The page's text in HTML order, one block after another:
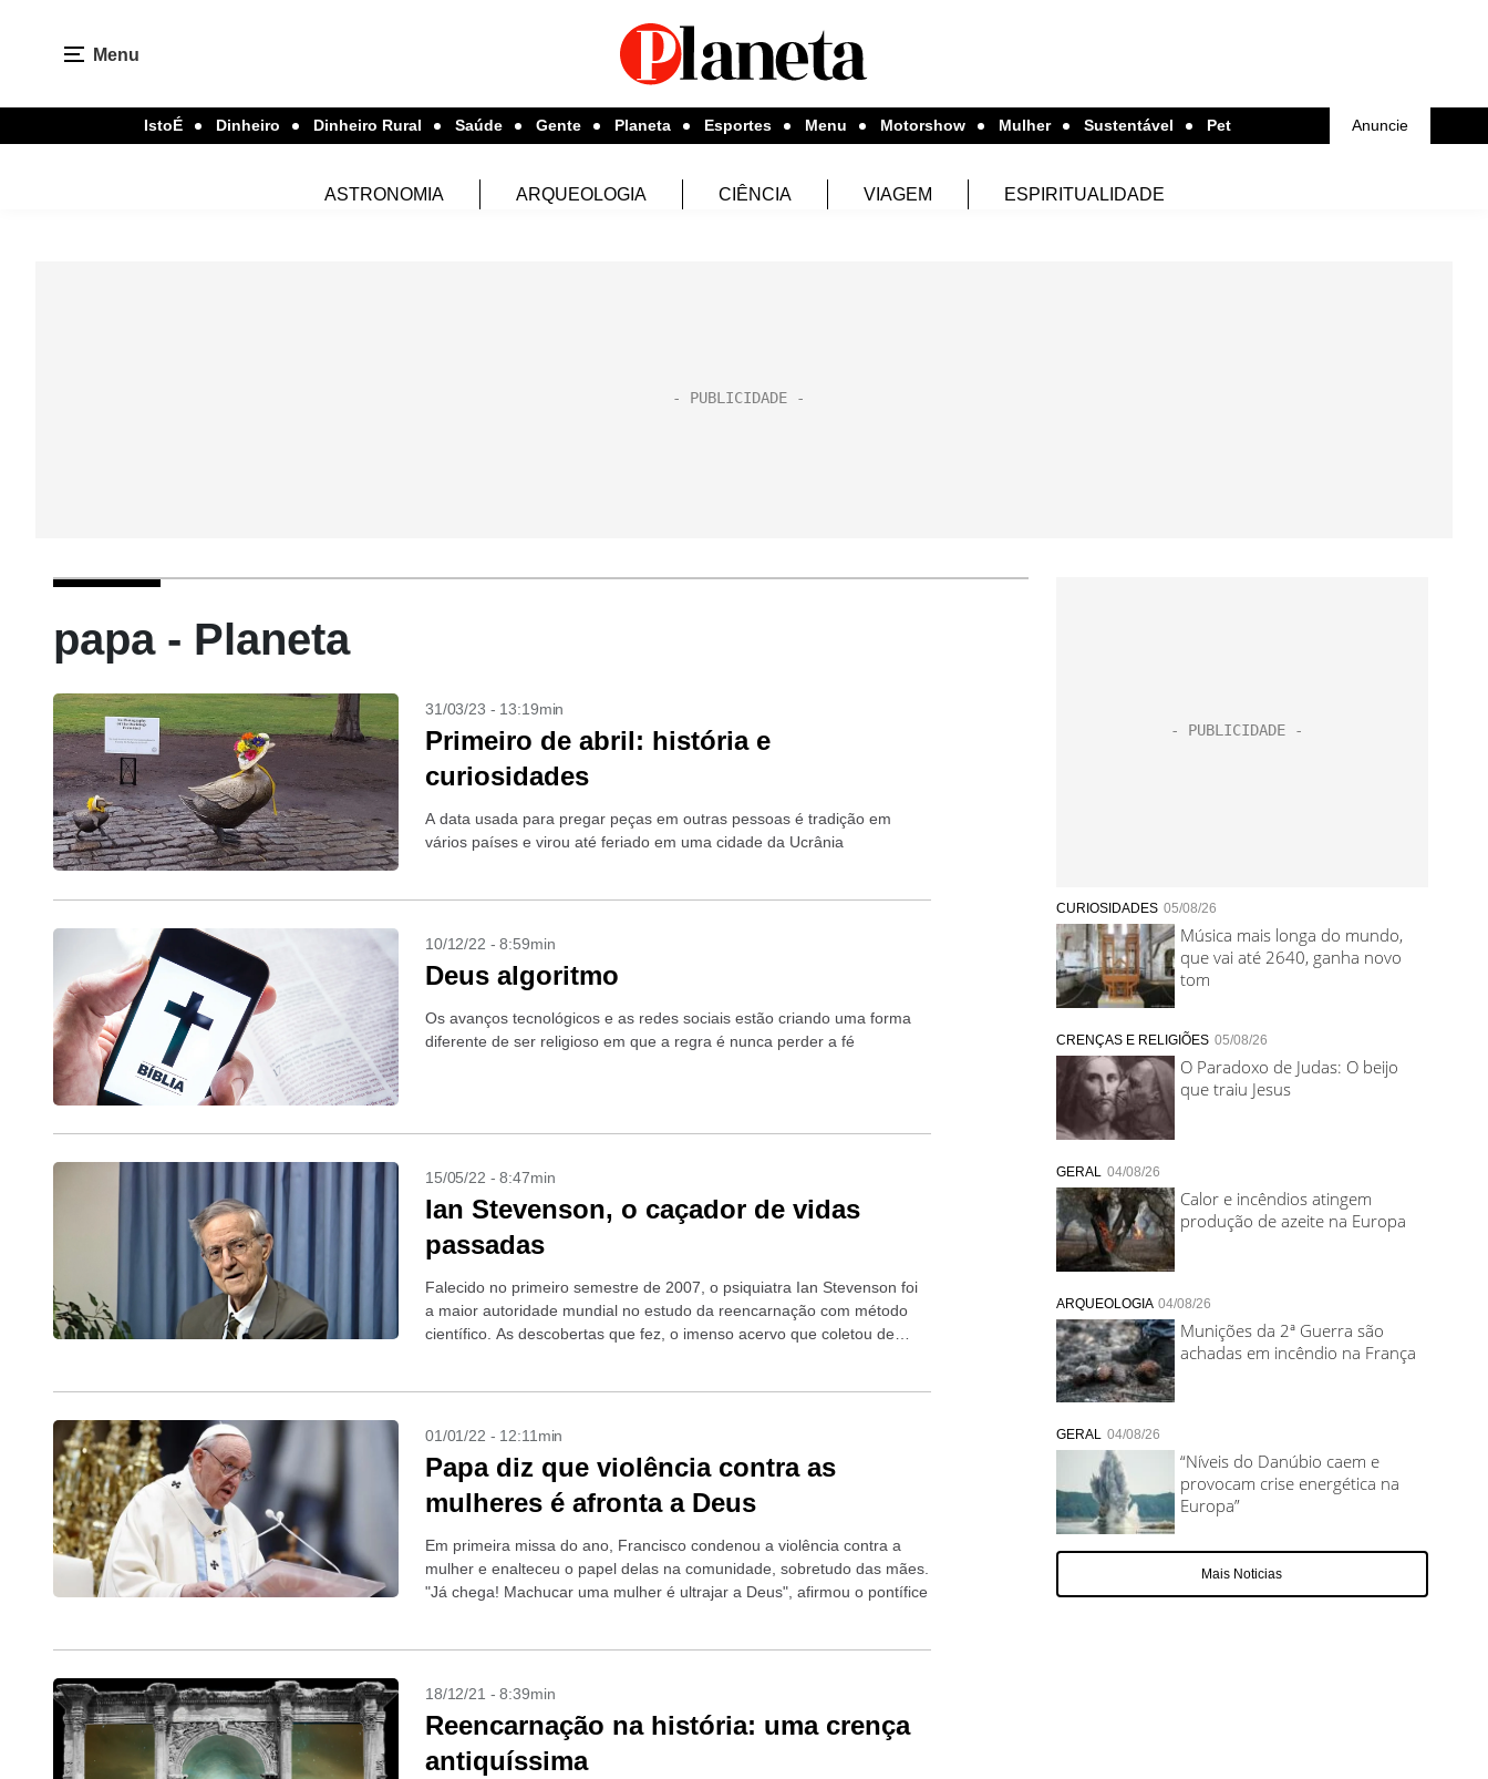
Menu
IstoÉ Dinheiro Dinheiro Rural Saúde Gente Planeta Esportes Menu Motorshow Mulher Sustentável Pet Anuncie
ASTRONOMIA ARQUEOLOGIA CIÊNCIA VIAGEM ESPIRITUALIDADE
papa - Planeta
31/03/23 - 13:19min
Primeiro de abril: história e
curiosidades
A data usada para pregar peças em outras pessoas é tradição em
vários países e virou até feriado em uma cidade da Ucrânia
10/12/22 - 8:59min
Deus algoritmo
Os avanços tecnológicos e as redes sociais estão criando uma forma
diferente de ser religioso em que a regra é nunca perder a fé
15/05/22 - 8:47min
Ian Stevenson, o caçador de vidas
passadas
Falecido no primeiro semestre de 2007, o psiquiatra Ian Stevenson foi
a maior autoridade mundial no estudo da reencarnação com método
científico. As descobertas que fez, o imenso acervo que coletou de
01/01/22 - 12:11min
Papa diz que violência contra as
mulheres é afronta a Deus
Em primeira missa do ano, Francisco condenou a violência contra a
mulher e enalteceu o papel delas na comunidade, sobretudo das mães.
"Já chega! Machucar uma mulher é ultrajar a Deus", afirmou o pontífice
18/12/21 - 8:39min
Reencarnação na história: uma crença
antiquíssima
CURIOSIDADES 05/08/26
Música mais longa do mundo,
que vai até 2640, ganha novo
tom
CRENÇAS E RELIGIÕES 05/08/26
O Paradoxo de Judas: O beijo
que traiu Jesus
GERAL 04/08/26
Calor e incêndios atingem
produção de azeite na Europa
ARQUEOLOGIA 04/08/26
Munições da 2ª Guerra são
achadas em incêndio na França
GERAL 04/08/26
“Níveis do Danúbio caem e
provocam crise energética na
Europa”
Mais Noticias